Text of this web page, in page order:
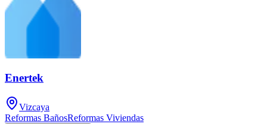
Enertek
Vizcaya
Reformas BañosReformas Viviendas